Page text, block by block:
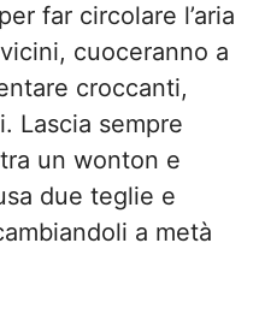
far circolare l’aria
cuoceranno a
croccanti,
Lascia sempre
un wonton e
due teglie e
a metà